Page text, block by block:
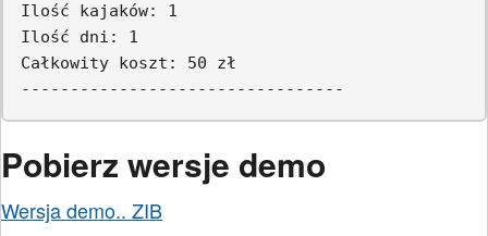
Ilość kajaków: 1
Ilość dni: 1
Całkowity koszt: 50 zł
Pobierz wersje demo
Wersja demo.. ZIB